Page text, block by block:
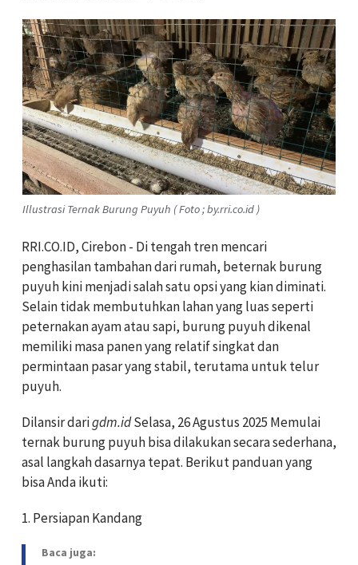
Illustrasi Ternak Burung Puyuh ( Foto ; by.rri.co.id )
RRI.CO.ID, Cirebon - Di tengah tren mencari
penghasilan tambahan dari rumah, beternak burung
puyuh kini menjadi salah satu opsi yang kian diminati.
Selain tidak membutuhkan lahan yang luas seperti
peternakan ayam atau sapi, burung puyuh dikenal
memiliki masa panen yang relatif singkat dan
permintaan pasar yang stabil, terutama untuk telur
puyuh.
Dilansir darigdm.idSelasa, 26 Agustus 2025 Memulai
ternak burung puyuh bisa dilakukan secara sederhana,
asal langkah dasarnya tepat. Berikut panduan yang
bisa Anda ikuti:
1. Persiapan Kandang
Baca juga: